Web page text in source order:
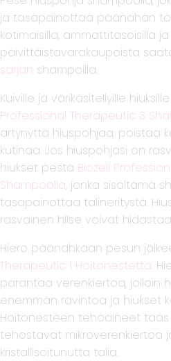
ja tasapainottaa päänahan
kotimaisilla, ammattitasoisilla
päivittäistavarakaupoista
sarjan shampoilla.
Kuiville ja värikäsitellyille
Professional Therapeutic 3
ärtynyttä hiuspohjaa, poistaa
kutinaa. Jos hiuspohjasi on
hiukset pestä Biozell
Shampoolla, jonka sisältämä
tasapainottaa talineritystä.
rasvainen hilse voivat
Hiero päänahkaan pesun
Therapeutic 1 Hoitonestettä.
parantaa verenkiertoa, jolloin
enemmän ravintoa ja hiukset
Hoitonesteen tehoaineet
tehostavat mikroverenkiertoa
kristallisoitunutta talia.